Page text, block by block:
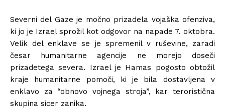
Severni del Gaze je močno prizadela vojaška ofenziva,
ki jo je Izrael sprožil kot odgovor na napade 7. oktobra.
Velik del enklave se je spremenil v ruševine, zaradi
česar humanitarne agencije ne morejo doseči
prizadetega severa. Izrael je Hamas pogosto obtožil
kraje humanitarne pomoči, ki je bila dostavljena v
enklavo za “obnovo vojnega stroja”, kar teroristična
skupina sicer zanika.